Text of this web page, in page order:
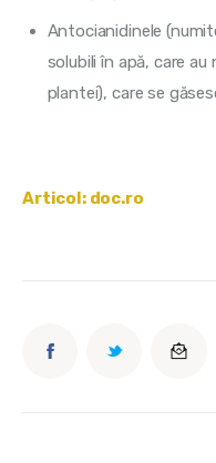
Antocianidinele
solubili în apă, care
plantei), care se
Articol: doc.ro